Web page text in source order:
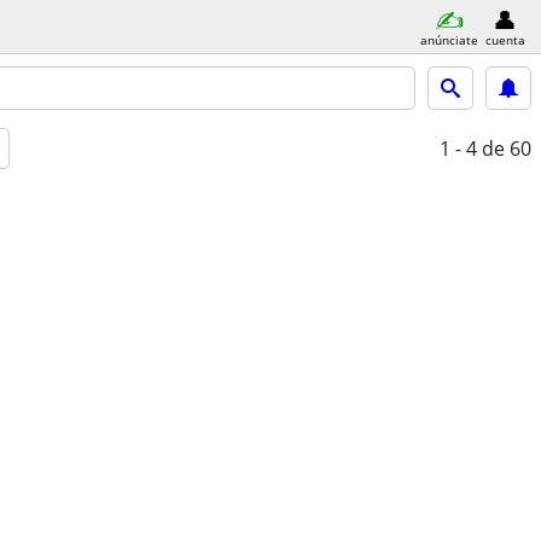
anúnciate cuenta
1 - 4 de 60